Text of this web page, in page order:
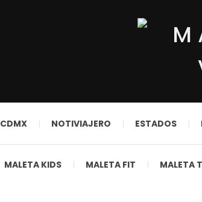
CDMX NOTIVIAJERO ESTADOS
MALETA KIDS MALETA FIT MALETA